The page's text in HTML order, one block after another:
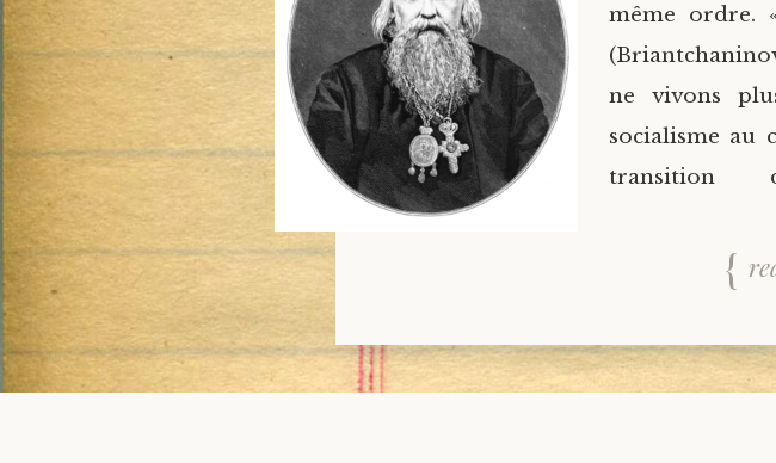
même ordre.
ne vivons
socialisme au
transition